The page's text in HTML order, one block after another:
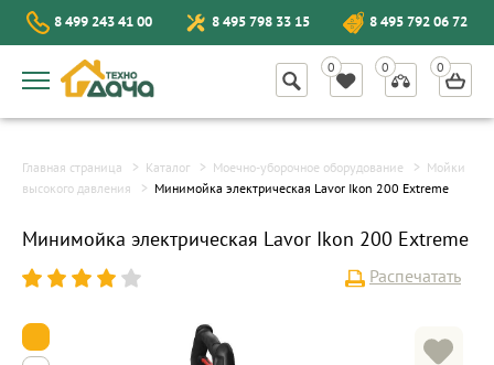
8 499 243 41 00 8 495 798 33 15 8 495 792 06 72
Главная страница Каталог Моечно-уборочное оборудование
Мойки
высокого давления
Минимойка электрическая Lavor Ikon 200 Extreme
Минимойка электрическая Lavor Ikon 200 Extreme
Распечатать